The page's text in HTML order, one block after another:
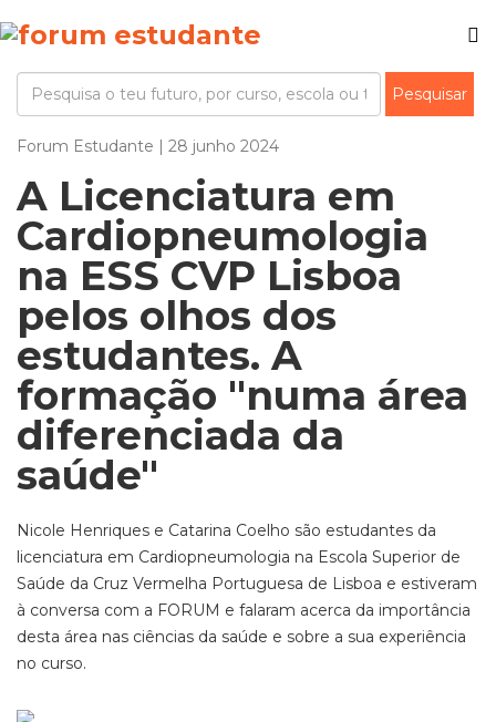
Forum Estudante | 28 junho 2024
A Licenciatura em
Cardiopneumologia
na ESS CVP Lisboa
pelos olhos dos
estudantes. A
formação "numa área
diferenciada da
saúde"
Nicole Henriques e Catarina Coelho são estudantes da
licenciatura em Cardiopneumologia na Escola Superior de
Saúde da Cruz Vermelha Portuguesa de Lisboa e estiveram
à conversa com a FORUM e falaram acerca da importância
desta área nas ciências da saúde e sobre a sua experiência
no curso.